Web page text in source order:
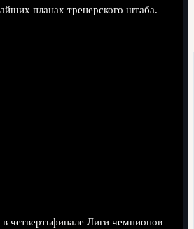
планах тренерского штаба.
Лиги чемпионов